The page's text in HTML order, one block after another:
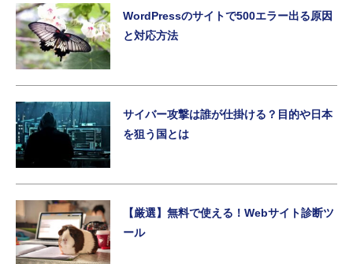
WordPressのサイトで500エラー出る原因
と対応方法
サイバー攻撃は誰が仕掛ける？目的や日本
を狙う国とは
【厳選】無料で使える！Webサイト診断ツ
ール